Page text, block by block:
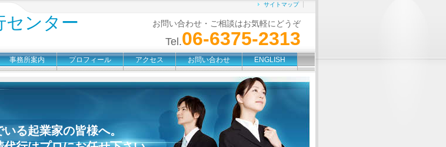
センター お問い合わせ・ご相談はお気軽にどうぞ
Tel.06-6375-2313
サイトマップ
事務所案内 プロフィール アクセス お問い合わせ ENGLISH
る起業家の皆様へ。